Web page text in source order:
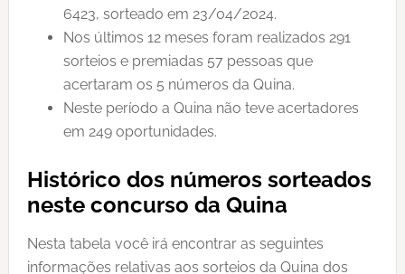
6423, sorteado em 23/04/2024.
Nos últimos 12 meses foram realizados 291
sorteios e premiadas 57 pessoas que
acertaram os 5 números da Quina.
Neste período a Quina não teve acertadores
em 249 oportunidades.
Histórico dos números sorteados
neste concurso da Quina
Nesta tabela você irá encontrar as seguintes
informações relativas aos sorteios da Quina dos